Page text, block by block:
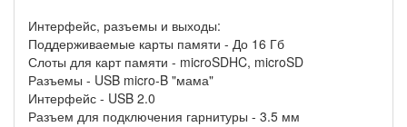
Интерфейс, разъемы и выходы:
Поддерживаемые карты памяти - До 16 Гб
Слоты для карт памяти - microSDHC, microSD
Разъемы - USB micro-B "мама"
Интерфейс - USB 2.0
Разъем для подключения гарнитуры - 3.5 мм